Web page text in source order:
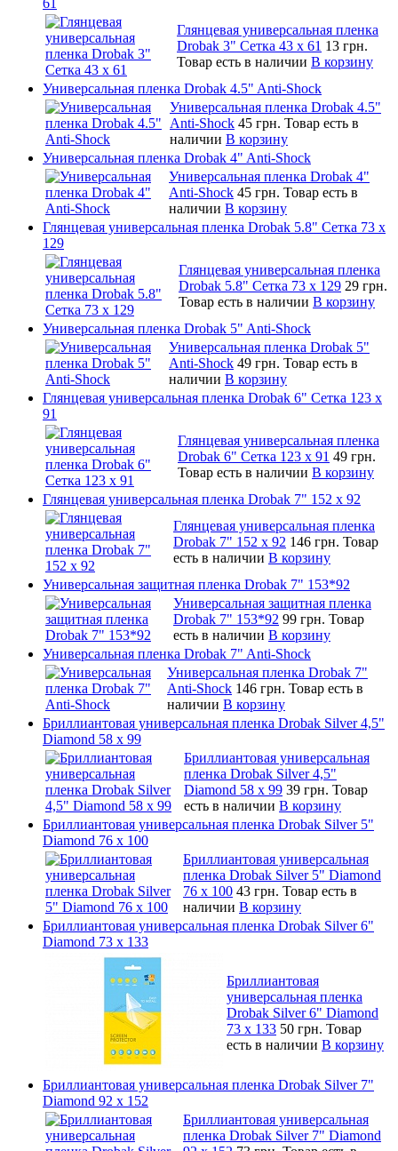
Глянцевая универсальная пленка
Drobak 3" Сетка 43 x 61 13 грн.
Товар есть в наличии В корзину
Универсальная пленка Drobak 4.5" Anti-Shock
Универсальная пленка Drobak 4.5"
Anti-Shock 45 грн. Товар есть в
наличии В корзину
Универсальная пленка Drobak 4" Anti-Shock
Универсальная пленка Drobak 4"
Anti-Shock 45 грн. Товар есть в
наличии В корзину
Глянцевая универсальная пленка Drobak 5.8" Сетка 73 x
129
Глянцевая универсальная пленка
Drobak 5.8" Сетка 73 x 129 29 грн.
Товар есть в наличии В корзину
Универсальная пленка Drobak 5" Anti-Shock
Универсальная пленка Drobak 5"
Anti-Shock 49 грн. Товар есть в
наличии В корзину
Глянцевая универсальная пленка Drobak 6" Сетка 123 х
91
Глянцевая универсальная пленка
Drobak 6" Сетка 123 х 91 49 грн.
Товар есть в наличии В корзину
Глянцевая универсальная пленка Drobak 7" 152 x 92
Глянцевая универсальная пленка
Drobak 7" 152 x 92 146 грн. Товар
есть в наличии В корзину
Универсальная защитная пленка Drobak 7" 153*92
Универсальная защитная пленка
Drobak 7" 153*92 99 грн. Товар
есть в наличии В корзину
Универсальная пленка Drobak 7" Anti-Shock
Универсальная пленка Drobak 7"
Anti-Shock 146 грн. Товар есть в
наличии В корзину
Бриллиантовая универсальная пленка Drobak Silver 4,5"
Diamond 58 х 99
Бриллиантовая универсальная
пленка Drobak Silver 4,5"
Diamond 58 х 99 39 грн. Товар
есть в наличии В корзину
Бриллиантовая универсальная пленка Drobak Silver 5"
Diamond 76 х 100
Бриллиантовая универсальная
пленка Drobak Silver 5" Diamond
76 х 100 43 грн. Товар есть в
наличии В корзину
Бриллиантовая универсальная пленка Drobak Silver 6"
Diamond 73 х 133
Бриллиантовая
универсальная пленка
Drobak Silver 6" Diamond
73 х 133 50 грн. Товар
есть в наличии В корзину
Бриллиантовая универсальная пленка Drobak Silver 7"
Diamond 92 х 152
Бриллиантовая универсальная
пленка Drobak Silver 7" Diamond